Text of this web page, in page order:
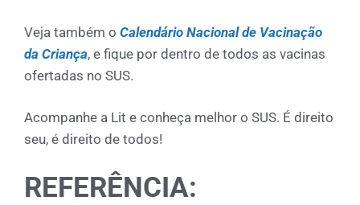
Veja também o Calendário Nacional de Vacinação
da Criança, e fique por dentro de todos as vacinas
ofertadas no SUS.
Acompanhe a Lit e conheça melhor o SUS. É direito
seu, é direito de todos!
REFERÊNCIA: